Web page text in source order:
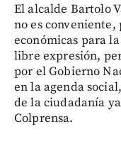
El alcalde Bartolo
no es
económicas para
libre expresión,
por el Gobierno
en la agenda
de la ciudadanía
Colprensa.